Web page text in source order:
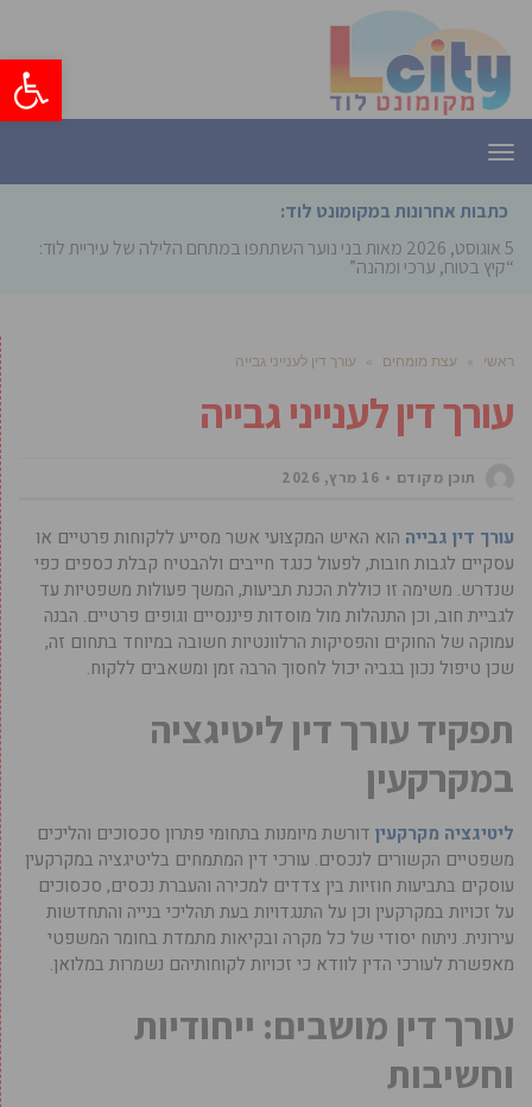
פתח
תפריט
כתבות אחרונות במקומונט לוד:
5 אוגוסט, 2026
מאות בני נוער השתתפו במתחם הלילה של עיריית לוד:
“קיץ בטוח, ערכי ומהנה”
ראשי » עצת מומחים » עורך דין לענייני גבייה
עורך דין לענייני גבייה
תוכן מקודם 16 מרץ, 2026
עורך דין גבייה הוא האיש המקצועי אשר מסייע ללקוחות פרטיים או
עסקיים לגבות חובות, לפעול כנגד חייבים ולהבטיח קבלת כספים כפי
שנדרש. משימה זו כוללת הכנת תביעות, המשך פעולות משפטיות עד
לגביית חוב, וכן התנהלות מול מוסדות פיננסיים וגופים פרטיים. הבנה
עמוקה של החוקים והפסיקות הרלוונטיות חשובה במיוחד בתחום זה,
שכן טיפול נכון בגביה יכול לחסוך הרבה זמן ומשאבים ללקוח.
תפקיד עורך דין ליטיגציה
במקרקעין
ליטיגציה מקרקעין דורשת מיומנות בתחומי פתרון סכסוכים והליכים
משפטיים הקשורים לנכסים. עורכי דין המתמחים בליטיגציה במקרקעין
עוסקים בתביעות חוזיות בין צדדים למכירה והעברת נכסים, סכסוכים
על זכויות במקרקעין וכן על התנגדויות בעת תהליכי בנייה והתחדשות
עירונית. ניתוח יסודי של כל מקרה ובקיאות מתמדת בחומר המשפטי
מאפשרת לעורכי הדין לוודא כי זכויות לקוחותיהם נשמרות במלואן.
עורך דין מושבים: ייחודיות
וחשיבות